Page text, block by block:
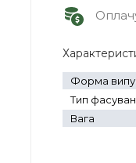
Форма
Тип
Вага